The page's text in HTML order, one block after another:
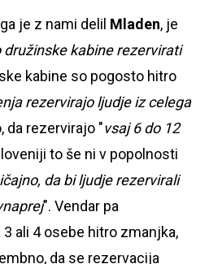
je z nami delil Mladen, je
družinske kabine rezervirati
kabine so pogosto hitro
rezervirajo ljudje iz celega
da rezervirajo "vsaj 6 do 12
to še ni v popolnosti
da bi ljudje rezervirali
". Vendar pa
ali 4 osebe hitro zmanjka,
da se rezervacija